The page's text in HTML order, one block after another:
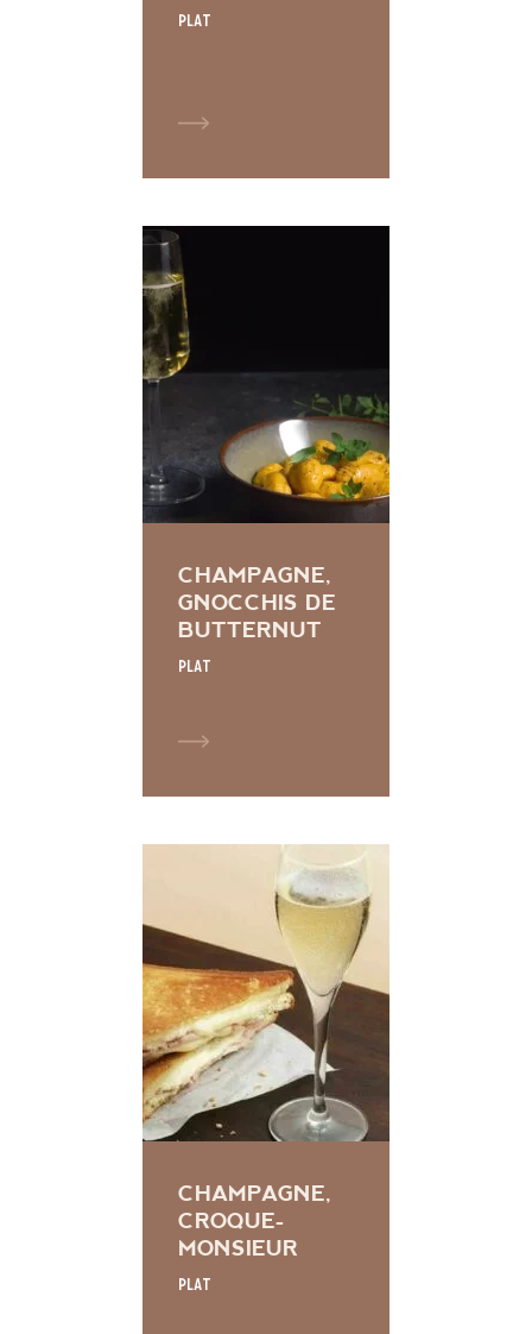
Plat
CHAMPAGNE,
GNOCCHIS DE
BUTTERNUT
Plat
CHAMPAGNE,
CROQUE-
MONSIEUR
Plat